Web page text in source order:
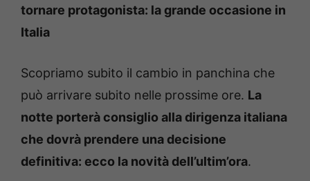
tornare protagonista: la grande occasione in
Italia
Scopriamo subito il cambio in panchina che
può arrivare subito nelle prossime ore. La
notte porterà consiglio alla dirigenza italiana
che dovrà prendere una decisione
definitiva: ecco la novità dell’ultim’ora.